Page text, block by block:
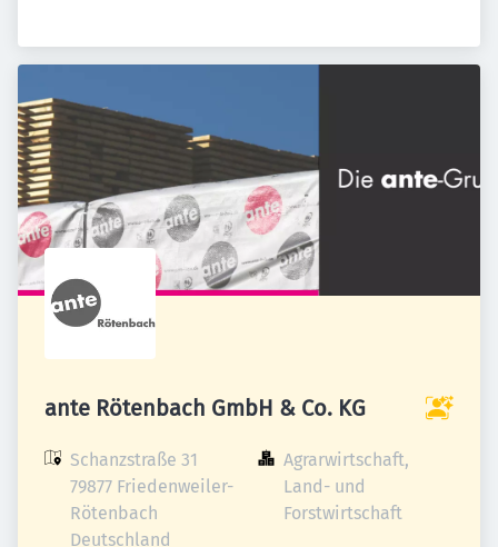
ante Rötenbach GmbH & Co. KG
Schanzstraße 31
79877 Friedenweiler-
Rötenbach
Deutschland
Agrarwirtschaft,
Land- und
Forstwirtschaft